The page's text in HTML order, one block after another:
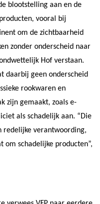
blootstelling aan en de
vooral bij
om de zichtbaarheid
zonder onderscheid naar
Hof verstaan.
daarbij geen onderscheid
rookwaren en
zijn gemaakt, zoals e-
als schadelijk aan. “Die
redelijke verantwoording,
om schadelijke producten”,